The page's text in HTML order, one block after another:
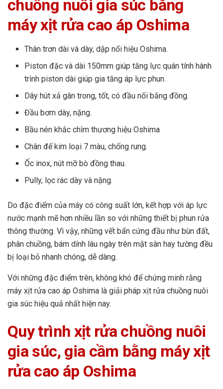
chuồng nuôi gia súc bằng
máy xịt rửa cao áp Oshima
Thân trơn dài và dày, dập nổi hiệu Oshima.
Piston đặc và dài 150mm giúp tăng lực quán tính hành
trình piston dài giúp gia tăng áp lực phun.
Dây hút xả gân trong, tốt, có đầu nối bằng đồng.
Đầu bơm dày, nặng.
Bầu nén khắc chìm thương hiệu Oshima
Chân đế kim loại 7 màu, chống rung.
Ốc inox, nút mỡ bò đồng thau.
Pully, lọc rác dày và nặng.
Do đặc điểm của máy có công suất lớn, kết hợp với áp lực
nước mạnh mẽ hơn nhiều lần so với những thiết bị phun rửa
thông thường. Vì vậy, những vết bẩn cứng đầu như bùn đất,
phân chuồng, bám dính lâu ngày trên mặt sàn hay tường đều
bị loại bỏ nhanh chóng, dễ dàng.
Với những đặc điểm trên, không khó để chứng minh rằng
máy xịt rửa cao áp Oshima là giải pháp xịt rửa chuồng nuôi
gia súc hiệu quả nhất hiện nay.
Quy trình xịt rửa chuồng nuôi
gia súc, gia cầm bằng máy xịt
rửa cao áp Oshima